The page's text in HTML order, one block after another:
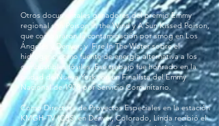
Otros documentales ganadores del premio Emmy
regional son Poison in the Wind y A Sun Kissed Poison,
que compararon la contaminación por smog en Los
Ángeles y Denver; y Fire In The Water sobre el
hidrógeno como fuente de energía alternativa a los
combustibles fósiles. Ese trabajo fue honrado en la
ciudad de Nueva York con un Finalista del Emmy
Nacional de 1978 por Servicio Comunitario.
Como Directora de Proyectos Especiales en la estación
KMGH-TV (CBS) en Denver, Colorado, Linda recibió el